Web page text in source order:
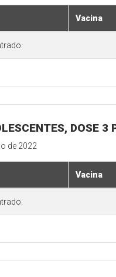
Vacina
DOSE
de 2022
Vacina